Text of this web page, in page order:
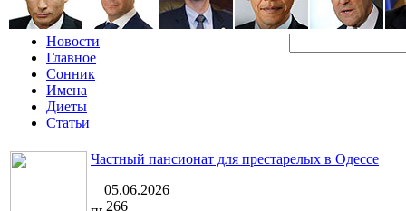
Новости
Главное
Сонник
Имена
Диеты
Статьи
Частный пансионат для престарелых в Одессе
05.06.2026
266